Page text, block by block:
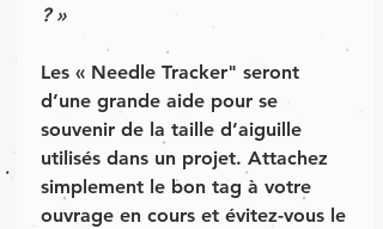
? »
Les « Needle Tracker" seront
d’une grande aide pour se
souvenir de la taille d’aiguille
utilisés dans un projet. Attachez
simplement le bon tag à votre
ouvrage en cours et évitez-vous le